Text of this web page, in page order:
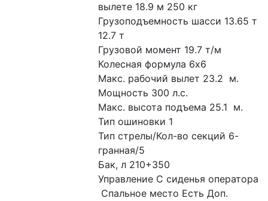
вылете 18.9 м 250 кг
Грузоподъемность шасси 13.65 т
12.7 т
Грузовой момент 19.7 т/м
Колесная формула 6х6
Макс. рабочий вылет 23.2  м.
Мощность 300 л.с.
Макс. высота подъема 25.1  м.
Тип ошиновки 1
Тип стрелы/Кол-во секций 6-
гранная/5
Бак, л 210+350
Управление С сиденья оператора